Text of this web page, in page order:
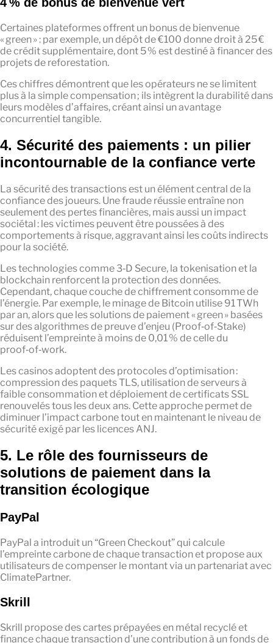
Certaines plateformes offrent un bonus de bienvenue
« green » : par exemple, un dépôt de €100 donne droit à 25 €
de crédit supplémentaire, dont 5 % est destiné à financer des
projets de reforestation.
Ces chiffres démontrent que les opérateurs ne se limitent
plus à la simple compensation ; ils intègrent la durabilité dans
leurs modèles d’affaires, créant ainsi un avantage
concurrentiel tangible.
4. Sécurité des paiements : un pilier
incontournable de la confiance verte
La sécurité des transactions est un élément central de la
confiance des joueurs. Une fraude réussie entraîne non
seulement des pertes financières, mais aussi un impact
sociétal : les victimes peuvent être poussées à des
comportements à risque, aggravant ainsi les coûts indirects
pour la société.
Les technologies comme 3‑D Secure, la tokenisation et la
blockchain renforcent la protection des données.
Cependant, chaque couche de chiffrement consomme de
l’énergie. Par exemple, le minage de Bitcoin utilise 91 TWh
par an, alors que les solutions de paiement « green » basées
sur des algorithmes de preuve d’enjeu (Proof‑of‑Stake)
réduisent l’empreinte à moins de 0,01 % de celle du
proof‑of‑work.
Les casinos adoptent des protocoles d’optimisation :
compression des paquets TLS, utilisation de serveurs à
faible consommation et déploiement de certificats SSL
renouvelés tous les deux ans. Cette approche permet de
diminuer l’impact carbone tout en maintenant le niveau de
sécurité exigé par les licences ANJ.
5. Le rôle des fournisseurs de
solutions de paiement dans la
transition écologique
PayPal
PayPal a introduit un “Green Checkout” qui calcule
l’empreinte carbone de chaque transaction et propose aux
utilisateurs de compenser le montant via un partenariat avec
ClimatePartner.
Skrill
Skrill propose des cartes prépayées en métal recyclé et
finance chaque transaction d’une contribution à un fonds de